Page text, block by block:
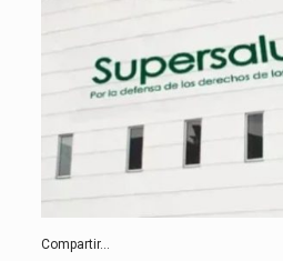
Compartir...